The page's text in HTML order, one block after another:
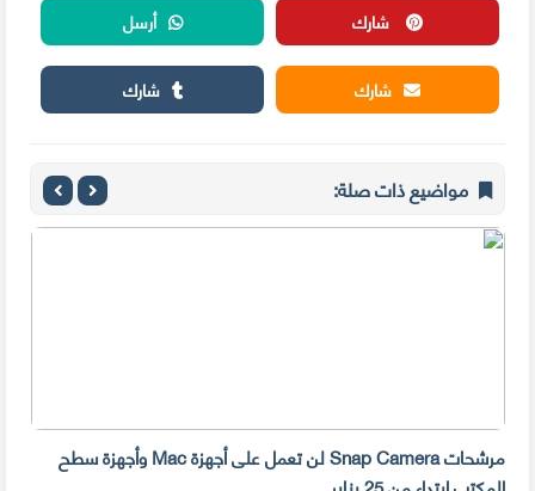
شارك
أرسل
شارك
شارك
مواضيع ذات صلة:
مرشحات Snap Camera لن تعمل على أجهزة Mac وأجهزة سطح